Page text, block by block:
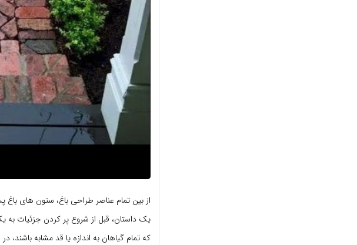
از بین تمام عناصر طراحی باغ، ستون های
یک داستان، قبل از شروع پر کردن جزئیات به
که تمام گیاهان به اندازه یا قد مشابه باشند،